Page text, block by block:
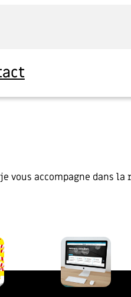
vous accompagne dans